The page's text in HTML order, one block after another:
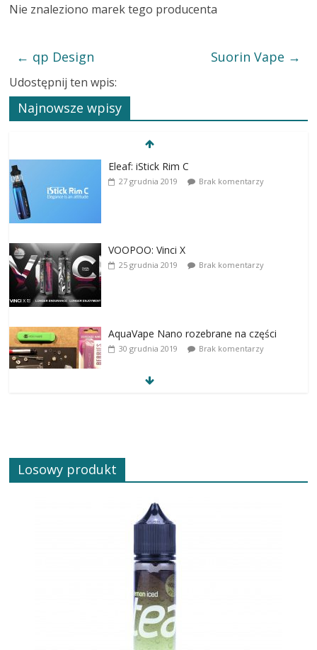
Nie znaleziono marek tego producenta
← qp Design Suorin Vape →
Udostępnij ten wpis:
Najnowsze wpisy
Eleaf: iStick Rim C
27 grudnia 2019 Brak komentarzy
VOOPOO: Vinci X
25 grudnia 2019 Brak komentarzy
AquaVape Nano rozebrane na części
30 grudnia 2019 Brak komentarzy
Losowy produkt